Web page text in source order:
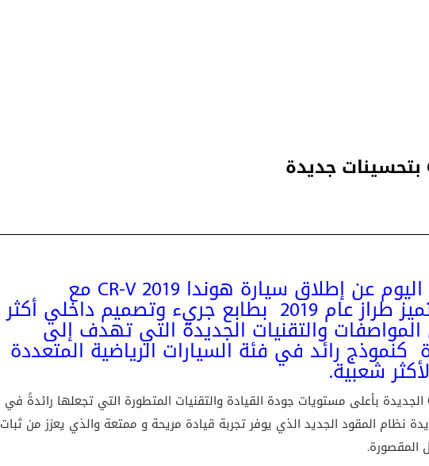
اليوم عن إطلاق سيارة هوندا CR-V 2019 مع
تحسينات جديدة. يتميز طراز عام 2019 بطابع جريء وتصميم داخلي أكثر
والتقنيات الجديدة التي تهدف إلى
كنموذج رائد في فئة السيارات الرياضية المتعددة
شعبية.
الجديدة بأعلى مستويات جودة القيادة والتقنيات المتطورة التي تجعلها رائدةً في
نظام المقود الجديد الذي يوفر تجربة قيادة مريحة و ممتعة والذي يعزز من ثبات
المقصورة.